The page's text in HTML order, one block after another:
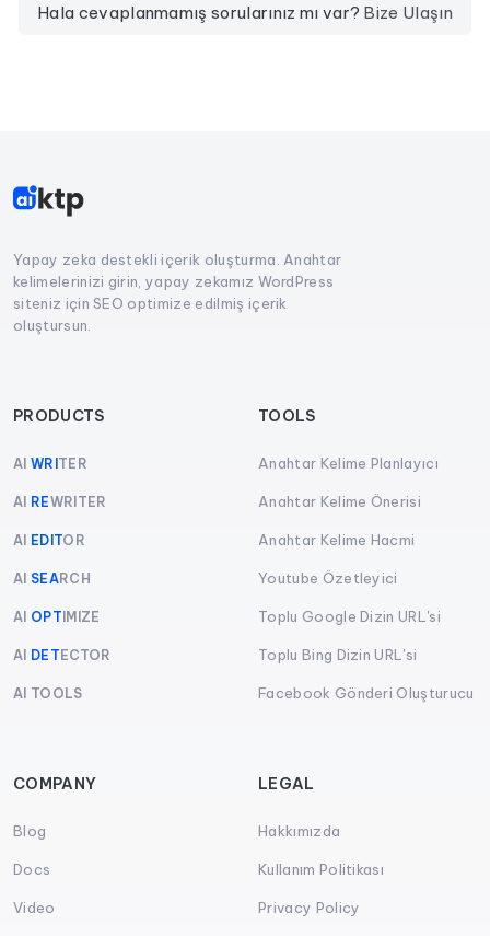
Hala cevaplanmamış sorularınız mı var? Bize Ulaşın
Yapay zeka destekli içerik oluşturma. Anahtar
kelimelerinizi girin, yapay zekamız WordPress
siteniz için SEO optimize edilmiş içerik
oluştursun.
PRODUCTS
AI WRI TER
AI REWRITER
AI EDITOR
AI SEARCH
AI OPT IMIZE
AI DET ECTOR
AI TOOLS
TOOLS
Anahtar Kelime Planlayıcı
Anahtar Kelime Önerisi
Anahtar Kelime Hacmi
Youtube Özetleyici
Toplu Google Dizin URL'si
Toplu Bing Dizin URL'si
Facebook Gönderi Oluşturucu
COMPANY
Blog
Docs
Video
LEGAL
Hakkımızda
Kullanım Politikası
Privacy Policy